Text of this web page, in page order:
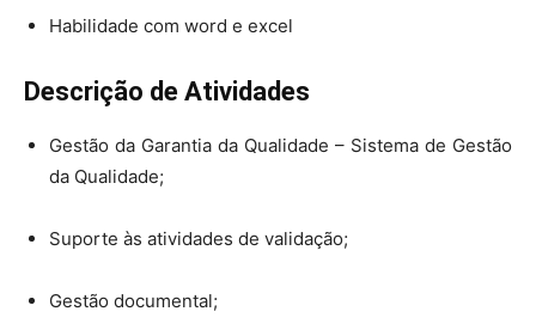
Habilidade com word e excel
Descrição de Atividades
Gestão da Garantia da Qualidade – Sistema de Gestão
da Qualidade;
Suporte às atividades de validação;
Gestão documental;